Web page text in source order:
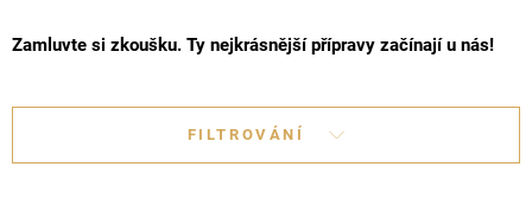
Zamluvte si zkoušku. Ty nejkrásnější přípravy začínají u nás!
FILTROVÁNÍ